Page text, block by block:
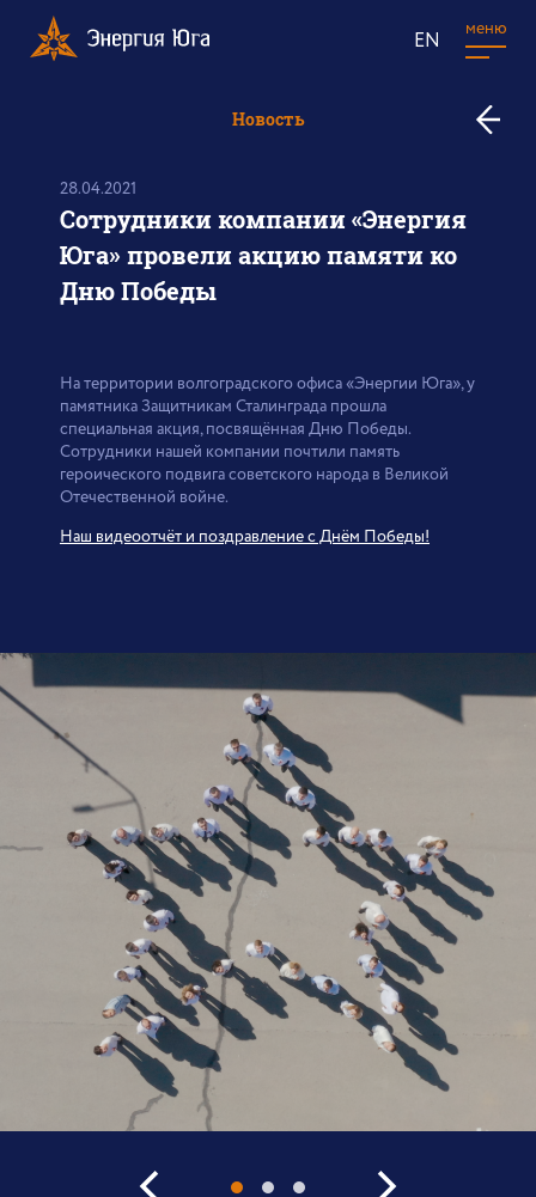
EN меню
Новость
28.04.2021
Сотрудники компании «Энергия
Юга» провели акцию памяти ко
Дню Победы
На территории волгоградского офиса «Энергии Юга», у
памятника Защитникам Сталинграда прошла
специальная акция, посвящённая Дню Победы.
Сотрудники нашей компании почтили память
героического подвига советского народа в Великой
Отечественной войне.
Наш видеоотчёт и поздравление с Днём Победы!